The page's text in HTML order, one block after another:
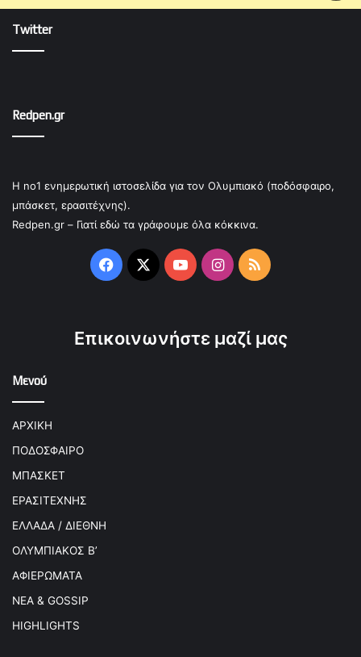
Twitter
Redpen.gr
Η no1 ενημερωτική ιστοσελίδα για τον Ολυμπιακό (ποδόσφαιρο,
μπάσκετ, ερασιτέχνης).
Redpen.gr – Γιατί εδώ τα γράφουμε όλα κόκκινα.
Facebook
X YouTubeInstagram
RSS
Επικοινωνήστε μαζί μας
Μενού
ΑΡΧΙΚΗ
ΠΟΔΟΣΦΑΙΡΟ
ΜΠΑΣΚΕΤ
ΕΡΑΣΙΤΕΧΝΗΣ
ΕΛΛΑΔΑ / ΔΙΕΘΝΗ
ΟΛΥΜΠΙΑΚΟΣ Β’
ΑΦΙΕΡΩΜΑΤΑ
ΝΕΑ & GOSSIP
HIGHLIGHTS